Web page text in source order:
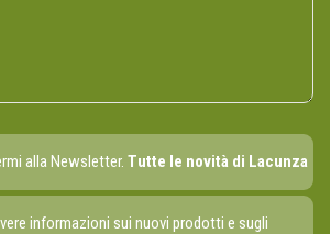
alla Newsletter. Tutte le novità di Lacunza
informazioni sui nuovi prodotti e sugli